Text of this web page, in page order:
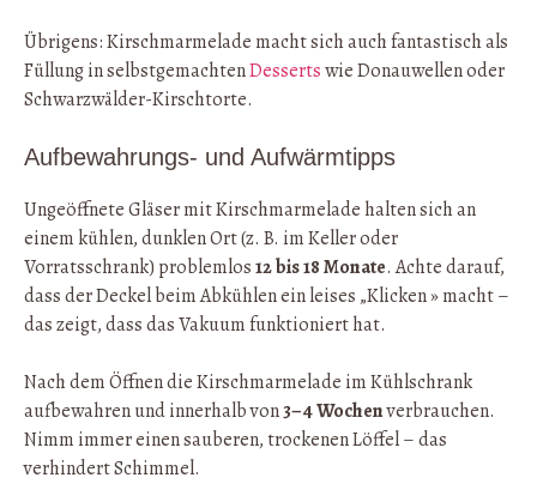
Übrigens: Kirschmarmelade macht sich auch fantastisch als
Füllung in selbstgemachtenDessertswie Donauwellen oder
Schwarzwälder-Kirschtorte.
Aufbewahrungs- und Aufwärmtipps
Ungeöffnete Gläser mit Kirschmarmelade halten sich an
einem kühlen, dunklen Ort (z. B. im Keller oder
Vorratsschrank) problemlos12 bis 18 Monate. Achte darauf,
dass der Deckel beim Abkühlen ein leises „Klicken » macht –
das zeigt, dass das Vakuum funktioniert hat.
Nach dem Öffnen die Kirschmarmelade im Kühlschrank
aufbewahren und innerhalb von3–4 Wochenverbrauchen.
Nimm immer einen sauberen, trockenen Löffel – das
verhindert Schimmel.